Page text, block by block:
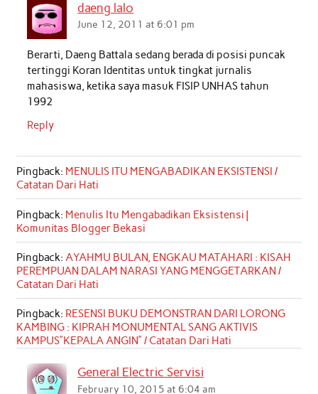
daeng lalo
June 12, 2011 at 6:01 pm
Berarti, Daeng Battala sedang berada di posisi puncak
tertinggi Koran Identitas untuk tingkat jurnalis
mahasiswa, ketika saya masuk FISIP UNHAS tahun
1992
Reply
Pingback: MENULIS ITU MENGABADIKAN EKSISTENSI /
Catatan Dari Hati
Pingback: Menulis Itu Mengabadikan Eksistensi |
Komunitas Blogger Bekasi
Pingback: AYAHMU BULAN, ENGKAU MATAHARI : KISAH
PEREMPUAN DALAM NARASI YANG MENGGETARKAN /
Catatan Dari Hati
Pingback: RESENSI BUKU DEMONSTRAN DARI LORONG
KAMBING : KIPRAH MONUMENTAL SANG AKTIVIS
KAMPUS”KEPALA ANGIN” / Catatan Dari Hati
General Electric Servisi
February 10, 2015 at 6:04 am